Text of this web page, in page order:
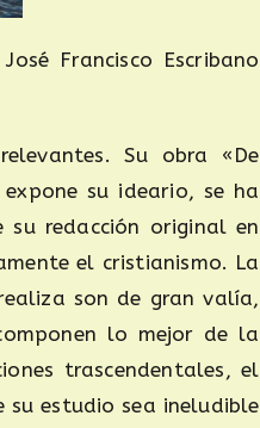
Francisco Escribano
Su obra «De
su ideario, se ha
redacción original en
el cristianismo. La
son de gran valía,
lo mejor de la
trascendentales, el
estudio sea ineludible